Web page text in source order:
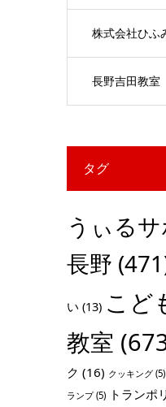
株式会社ひふ
長野吉田教室
タグ
うぃる
長野
い (13) こど
教室
ク (16) クッキング (5)
ランプ(5) トランポ